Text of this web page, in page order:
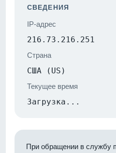
СВЕДЕНИЯ
IP-адрес
216.73.216.251
Страна
США (US)
Текущее время
Загрузка...
При обращении в службу